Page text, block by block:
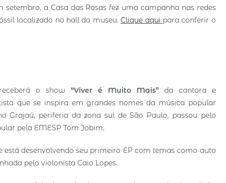
a Casa das Rosas fez uma campanha nas redes
localizado no hall do museu.Clique aqui para conferir o
o show “Viver é Muito Mais”da cantora e
que se inspira em grandes nomes da música popular
Grajaú, periferia da zona sul de São Paulo, passou pelo
pela EMESP Tom Jobim.
está desenvolvendo seu primeiro EP com temas como auto
pelo violonista Caio Lopes.